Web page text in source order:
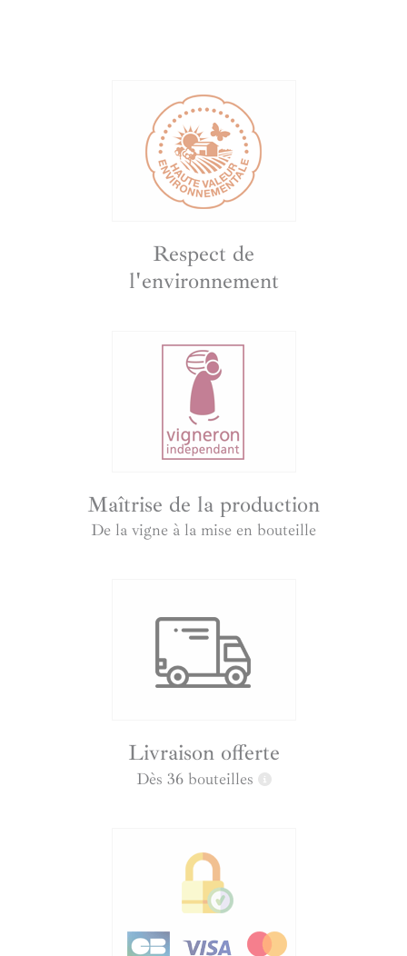
Respect de
l'environnement
Maîtrise de la production
De la vigne à la mise en bouteille
Livraison offerte
Dès 36 bouteilles